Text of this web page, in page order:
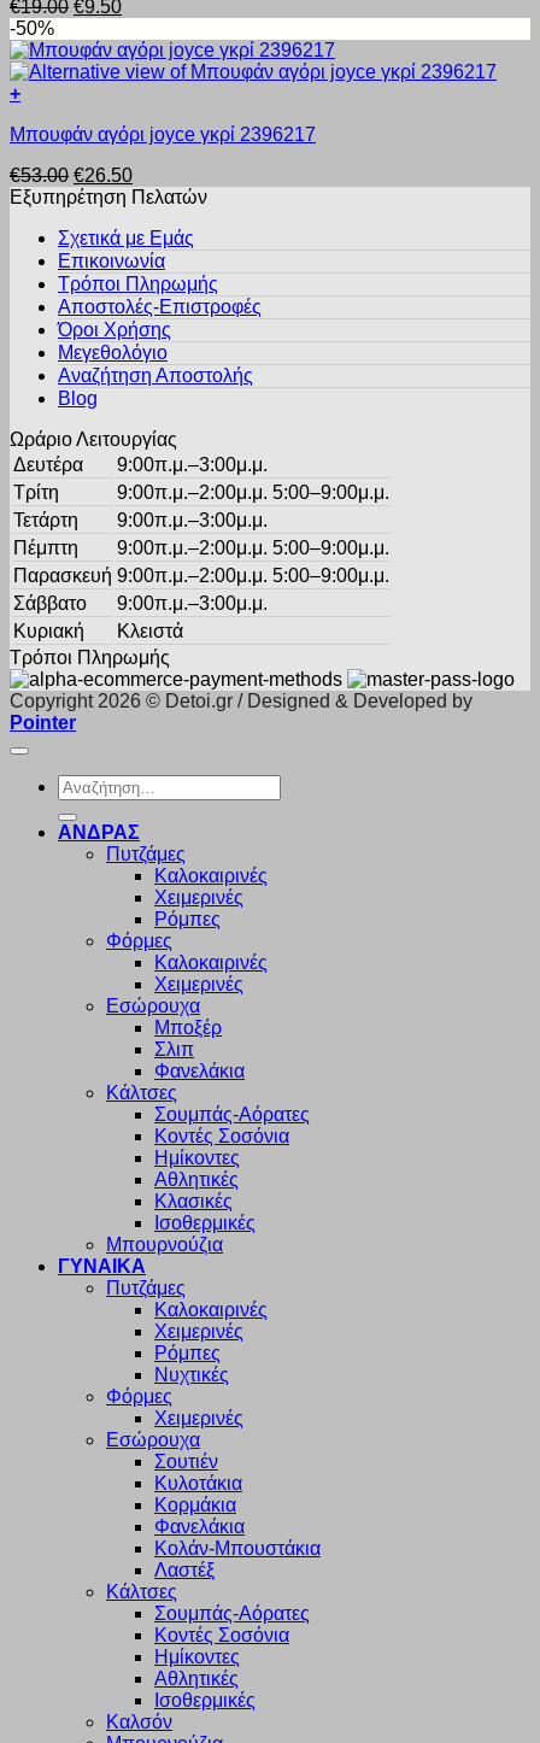
στη
σελίδα
του
προϊόντος
έχει
πολλαπλές
παραλλαγές.
Οι
επιλογές
να
στη
σελίδα
προϊόντος
€19.00 Original
was:
€19.00.
€9.50Η
τιμή
είναι:
-50%
+
το
έχει
πολλαπλές
επιλογές
μπορούν
επιλεγούν
σελίδα
Μπουφάν αγόρι joyce γκρί 2396217
€53.00 Original
price
€53.00.
€26.50Η
τρέχουσα
είναι:
€26.50.
Εξυπηρέτηση Πελατών
Σχετικά με Εμάς
Επικοινωνία
Τρόποι Πληρωμής
Αποστολές-Επιστροφές
Όροι Χρήσης
Μεγεθολόγιο
Αναζήτηση Αποστολής
Blog
Ωράριο Λειτουργίας
Δευτέρα
9:00π.μ.–3:00μ.μ.
Τρίτη
9:00π.μ.–2:00μ.μ. 5:00–9:00μ.μ.
Τετάρτη
9:00π.μ.–3:00μ.μ.
Πέμπτη
9:00π.μ.–2:00μ.μ. 5:00–9:00μ.μ.
Παρασκευή 9:00π.μ.–2:00μ.μ. 5:00–9:00μ.μ.
Σάββατο
9:00π.μ.–3:00μ.μ.
Κυριακή
Κλειστά
Τρόποι Πληρωμής
Copyright 2026 © Detoi.gr / Designed & Developed by
Pointer
Αναζήτηση
για:
ΑΝΔΡΑΣ
Πυτζάμες
Καλοκαιρινές
Χειμερινές
Ρόμπες
Φόρμες
Καλοκαιρινές
Χειμερινές
Εσώρουχα
Μποξέρ
Σλιπ
Φανελάκια
Κάλτσες
Σουμπάς-Αόρατες
Κοντές Σοσόνια
Ημίκοντες
Αθλητικές
Κλασικές
Ισοθερμικές
Μπουρνούζια
ΓΥΝΑΙΚΑ
Πυτζάμες
Καλοκαιρινές
Χειμερινές
Ρόμπες
Νυχτικές
Φόρμες
Χειμερινές
Εσώρουχα
Σουτιέν
Κυλοτάκια
Κορμάκια
Φανελάκια
Κολάν-Μπουστάκια
Λαστέξ
Κάλτσες
Σουμπάς-Αόρατες
Κοντές Σοσόνια
Ημίκοντες
Αθλητικές
Ισοθερμικές
Καλσόν